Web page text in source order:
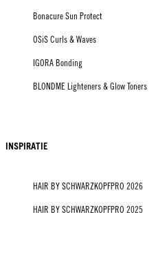
Bonacure Sun Protect
OSiS Curls & Waves
IGORA Bonding
BLONDME Lighteners & Glow Toners
INSPIRATIE
HAIR BY SCHWARZKOPFPRO 2026
HAIR BY SCHWARZKOPFPRO 2025